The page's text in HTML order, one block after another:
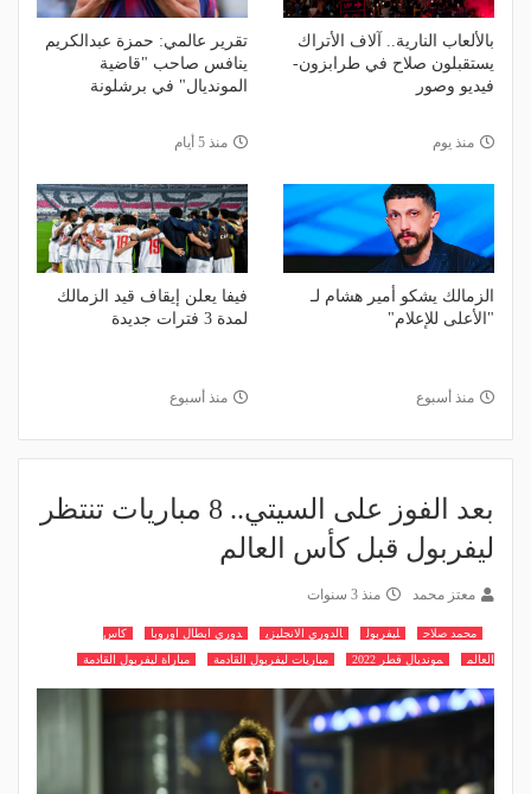
بالألعاب النارية.. آلاف الأتراك
يستقبلون صلاح في طرابزون-
فيديو وصور
منذ يوم
تقرير عالمي: حمزة عبدالكريم
ينافس صاحب "قاضية
المونديال" في برشلونة
منذ 5 أيام
الزمالك يشكو أمير هشام لـ
"الأعلى للإعلام"
منذ أسبوع
فيفا يعلن إيقاف قيد الزمالك
لمدة 3 فترات جديدة
منذ أسبوع
بعد الفوز على السيتي.. 8 مباريات تنتظر
ليفربول قبل كأس العالم
معتز محمد منذ 3 سنوات
محمد صلاح ليفربول الدوري الانجليزي دوري ابطال اوروبا
كاس
العالم
مونديال قطر 2022 مباريات ليفربول القادمة مباراة ليفربول القادمة